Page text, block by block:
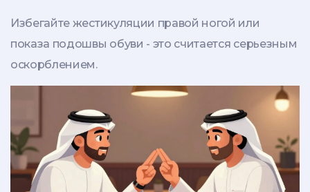
Избегайте жестикуляции правой ногой или
показа подошвы обуви - это считается серьезным
оскорблением.